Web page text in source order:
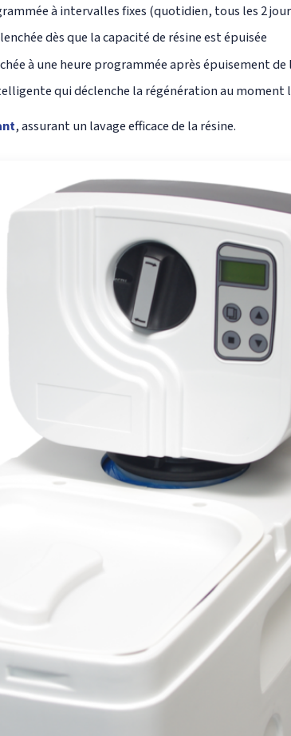
à intervalles fixes (quotidien, tous les 2
dès que la capacité de résine est épuisée
à une heure programmée après épuisement de
qui déclenche la régénération au
, assurant un lavage efficace de la résine.